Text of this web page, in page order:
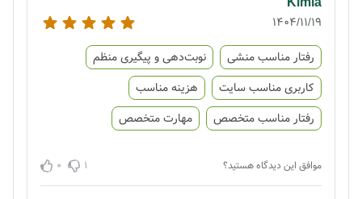
1404/11/19
رفتار مناسب منشی
نوبت‌دهی و پیگیری منظم
کاربری مناسب سایت
هزینه مناسب
رفتار مناسب متخصص
مهارت متخصص
موافق این دیدگاه هستید؟ 1
0